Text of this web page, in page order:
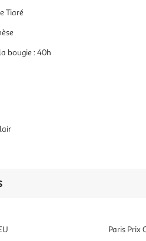
Tiaré
bougie : 40h
Paris Prix